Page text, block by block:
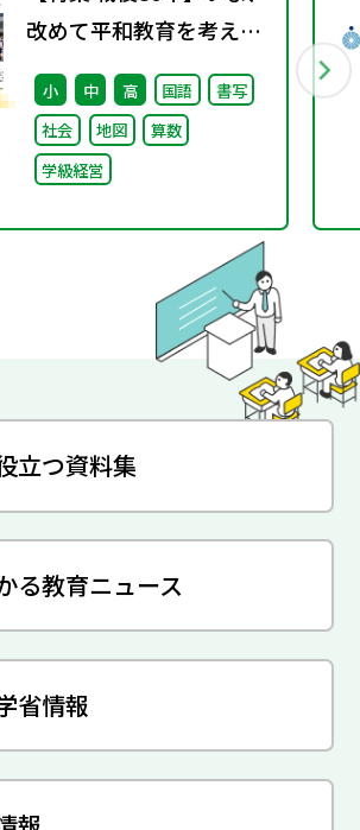
改めて平和教育を考え
る〜「あの日」を語り継
ぐ本川小学校の子どもた
ち〜
小 中 高 国語
書写
社会
地図
算数
学級経営
立つ資料集
る教育ニュース
省情報